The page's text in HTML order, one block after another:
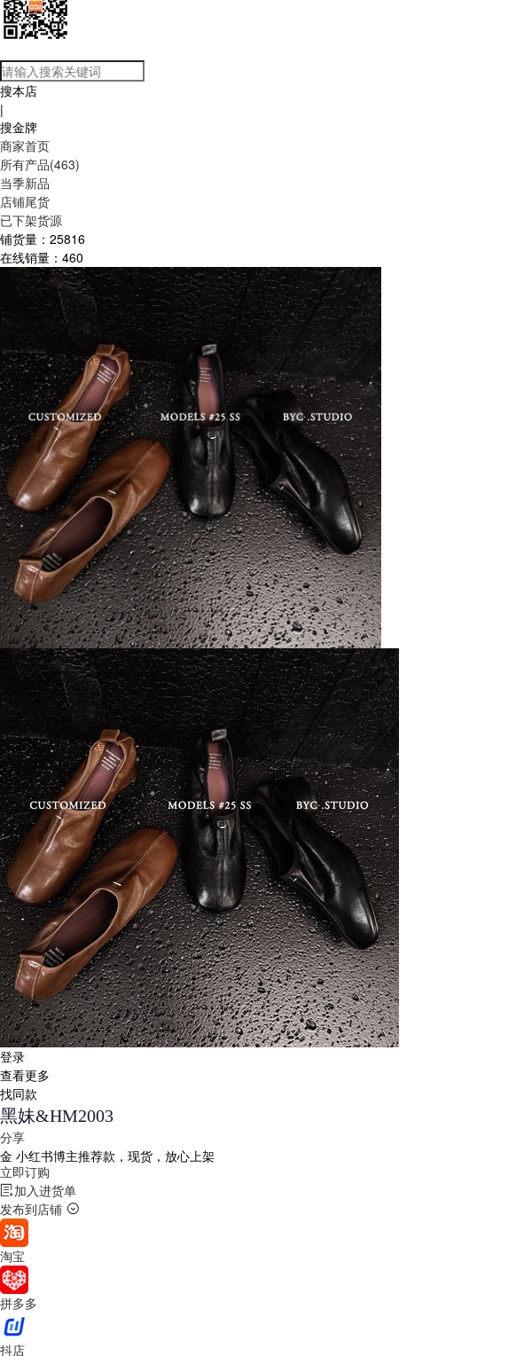
搜本店
|
搜金牌
商家首页
所有产品(463)
当季新品
店铺尾货
已下架货源
铺货量： 25816
在线销量： 460
登录
查看更多
找同款
黑妹&HM2003
分享
金 小红书博主推荐款，现货，放心上架
立即订购
加入进货单
发布到店铺
淘宝
拼多多
抖店